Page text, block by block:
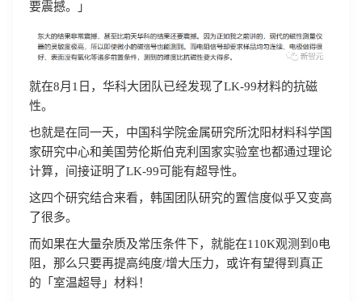
要震撼。」
就在8月1日，华科大团队已经发现了LK-99材料的抗磁
性。
也就是在同一天，中国科学院金属研究所沈阳材料科学国
家研究中心和美国劳伦斯伯克利国家实验室也都通过理论
计算，间接证明了LK-99可能有超导性。
这四个研究结合来看，韩国团队研究的置信度似乎又变高
了很多。
而如果在大量杂质及常压条件下，就能在110K观测到0电
阻，那么只要再提高纯度/增大压力，或许有望得到真正
的「室温超导」材料！